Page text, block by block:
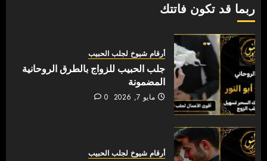
ربما قد تكون فاتتك
أرقام شيوخ لجلب الحبيب
جلب الحبيب للزواج بالطرق الروحانية
المضمونة
مايو 7, 2026 0
أرقام شيوخ لجلب الحبيب